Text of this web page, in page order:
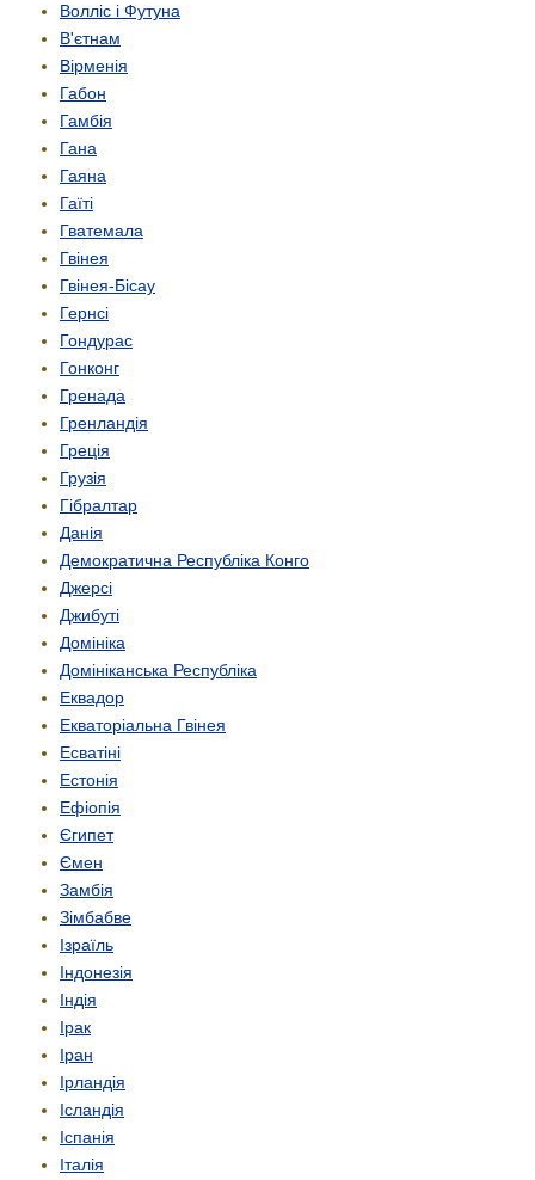
Волліс і Футуна
В'єтнам
Вірменія
Габон
Гамбія
Гана
Гаяна
Гаїті
Гватемала
Гвінея
Гвінея-Бісау
Гернсі
Гондурас
Гонконг
Гренада
Гренландія
Греція
Грузія
Гібралтар
Данія
Демократична Республіка Конго
Джерсі
Джибуті
Домініка
Домініканська Республіка
Еквадор
Екваторіальна Гвінея
Есватіні
Естонія
Ефіопія
Єгипет
Ємен
Замбія
Зімбабве
Ізраїль
Індонезія
Індія
Ірак
Іран
Ірландія
Ісландія
Іспанія
Італія